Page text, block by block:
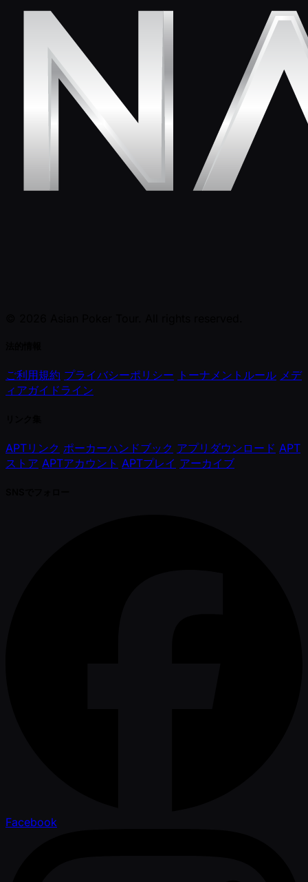
ご利用規約 プライバシーポリシー トーナメントルール メデ
ィアガイドライン
APTリンク ポーカーハンドブック アプリダウンロード APT
ストア APTアカウント APTプレイ アーカイブ
Facebook